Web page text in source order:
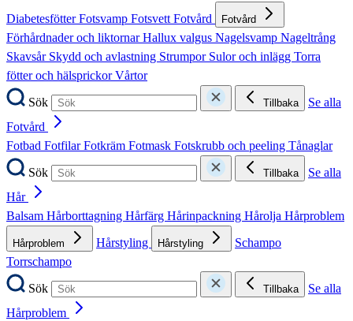
DiabetesfötterFotsvamp FotsvettFotvård Fotvård
Förhårdnader och liktornarHallux valgus Nagelsvamp Nageltrång
Skavsår Skydd och avlastning Strumpor Sulor och inlägg Torra
fötter och hälsprickorVårtor
Sök
Tillbaka
Se alla
Fotvård
Fotbad FotfilarFotkräm Fotmask Fotskrubb och peeling Tånaglar
Sök
Tillbaka
Se alla
Hår
Balsam Hårborttagning Hårfärg Hårinpackning Hårolja Hårproblem
Hårproblem Hårstyling Hårstyling
Schampo
Torrschampo
Sök
Tillbaka
Se alla
Hårproblem